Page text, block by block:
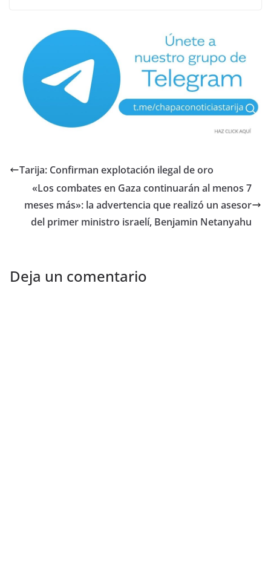
Tarija: Confirman explotación ilegal de oro
«Los combates en Gaza continuarán al menos 7
meses más»: la advertencia que realizó un asesor
del primer ministro israelí, Benjamin Netanyahu
Deja un comentario